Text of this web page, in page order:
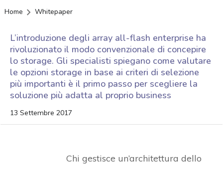
Home Whitepaper
L’introduzione degli array all-flash enterprise ha
rivoluzionato il modo convenzionale di concepire
lo storage. Gli specialisti spiegano come valutare
le opzioni storage in base ai criteri di selezione
più importanti è il primo passo per scegliere la
soluzione più adatta al proprio business
13 Settembre 2017
Chi gestisce un’architettura dello